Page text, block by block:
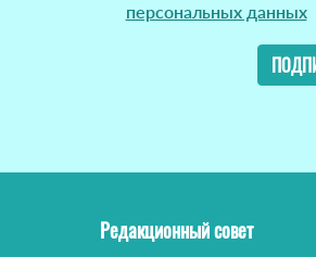
персональных данных
Редакционный совет